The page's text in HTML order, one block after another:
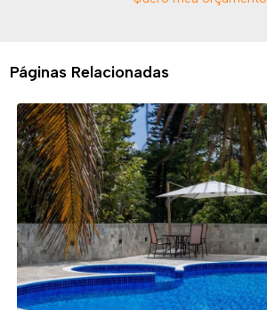
Páginas Relacionadas